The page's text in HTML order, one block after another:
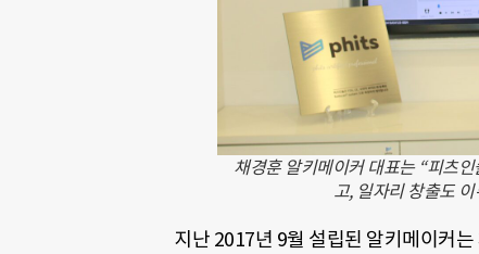
채경훈 알키메이커 대표는 “피츠
고, 일자리 창출도
지난 2017년 9월 설립된 알키메이커